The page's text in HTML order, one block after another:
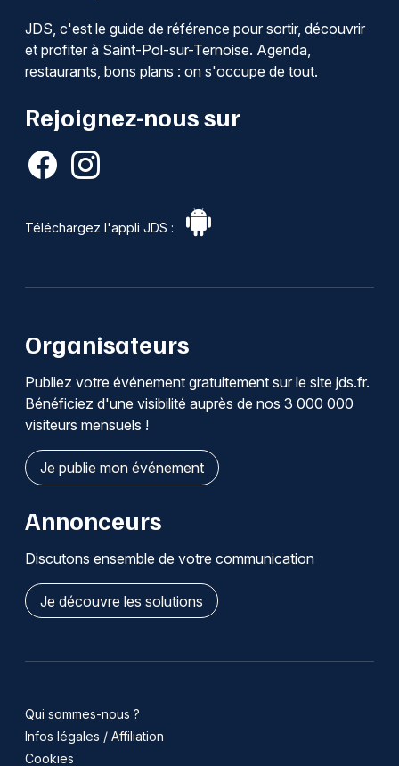
JDS, c'est le guide de référence pour sortir, découvrir
et profiter à Saint-Pol-sur-Ternoise. Agenda,
restaurants, bons plans : on s'occupe de tout.
Rejoignez-nous sur
Téléchargez l'appli JDS :
Organisateurs
Publiez votre événement gratuitement sur le site jds.fr.
Bénéficiez d'une visibilité auprès de nos 3 000 000
visiteurs mensuels !
Je publie mon événement
Annonceurs
Discutons ensemble de votre communication
Je découvre les solutions
Qui sommes-nous ?
Infos légales / Affiliation
Cookies